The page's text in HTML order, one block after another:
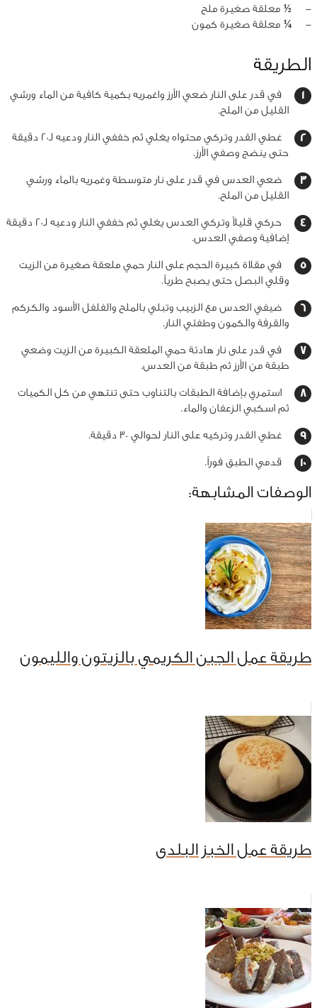
‏-
½ معلقة صغيرة ملح
‏-
¼ معلقة صغيرة كمون
الطريقة
في قدر على النار ضعي الأرز واغمريه بكمية كافية من الماء ورشي
القليل من الملح.
غطي القدر وتركي محتواه يغلي ثم خففي النار ودعيه لـ20 دقيقة
حتى ينضج وصفي الأرز.
ضعي العدس في قدر على نار متوسطة وغمريه بالماء ورشي
القليل من الملح.
حركي قليلاً وتركي العدس يغلي ثم خففي النار ودعيه لـ20 دقيقة
إضافية وصفي العدس.
في مقلاة كبيرة الحجم على النار حمي ملعقة صغيرة من الزيت
وقلي البصل حتى يصبح طرياً.
ضيفي العدس مع الزبيب وتبلي بالملح والفلفل الأسود والكركم
والقرفة والكمون وطفئي النار.
في قدر على نار هادئة حمي الملعقة الكبيرة من الزيت وضعي
طبقة من الأرز ثم طبقة من العدس.
استمري بإضافة الطبقات بالتناوب حتى تنتهي من كل الكميات
ثم اسكبي الزعفان والماء.
غطي القدر وتركيه على النار لحوالي 30 دقيقة.
قدمي الطبق فوراً.
الوصفات المشابهة:
طريقة عمل الجبن الكريمي بالزيتون والليمون
طريقة عمل الخبز البلدى